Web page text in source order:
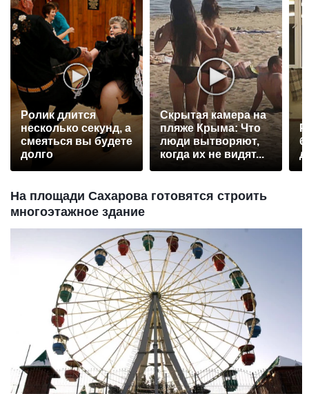
Ролик длится
несколько секунд, а
смеяться вы будете
долго
Скрытая камера на
пляже Крыма: Что
люди вытворяют,
когда их не видят...
На площади Сахарова готовятся строить
многоэтажное здание